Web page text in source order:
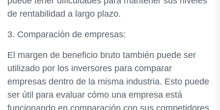
de rentabilidad a largo plazo.
3. Comparación de empresas:
El margen de beneficio bruto también puede ser
utilizado por los inversores para comparar
empresas dentro de la misma industria. Esto puede
ser útil para evaluar cómo una empresa está
funcionando en comparación con sus competidores